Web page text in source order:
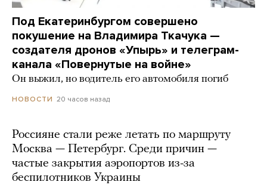
Под Екатеринбургом совершено
покушение на Владимира Ткачука —
создателя дронов «Упырь» и телеграм-
канала «Повернутые на войне»
Он выжил, но водитель его автомобиля погиб
НОВОСТИ 20 часов назад
Россияне стали реже летать по маршруту
Москва — Петербург. Среди причин —
частые закрытия аэропортов из-за
беспилотников Украины